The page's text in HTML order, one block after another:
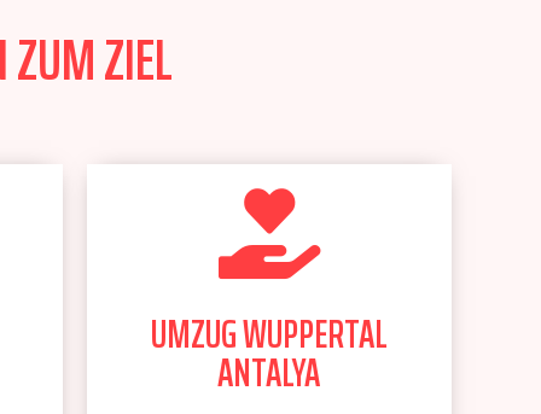
ZIEL
UMZUG WUPPERTAL
ANTALYA